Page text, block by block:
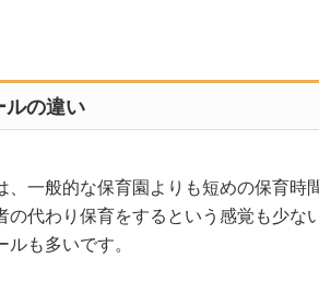
ルの違い
、一般的な保育園よりも短めの保育時
の代わり保育をするという感覚も少な
も多いです。